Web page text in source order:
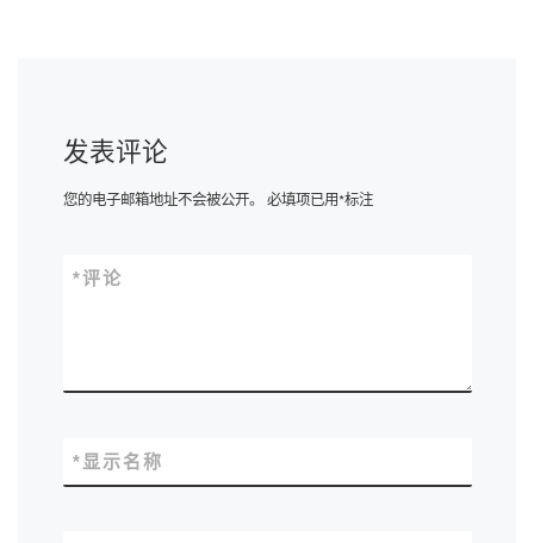
发表评论
您的电子邮箱地址不会被公开。 必填项已用*标注
评论
*
显示名称
*